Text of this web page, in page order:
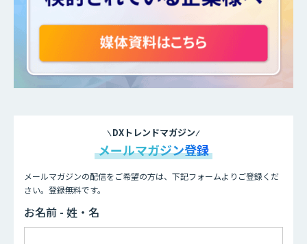
DXトレンドマガジン
メールマガジン登録
メールマガジンの配信をご希望の方は、下記フォームよりご登録くだ
さい。登録無料です。
お名前 - 姓・名